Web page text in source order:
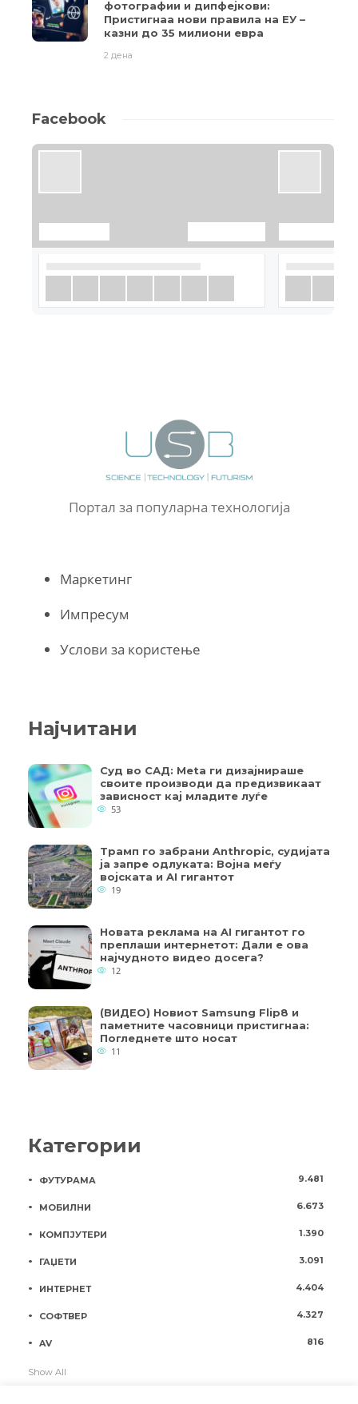
фотографии и дипфејкови:
Пристигнаа нови правила на ЕУ –
казни до 35 милиони евра
2 дена
Facebook
Портал за популарна технологија
Маркетинг
Импресум
Услови за користење
Најчитани
Суд во САД: Meta ги дизајнираше
своите производи да предизвикаат
зависност кај младите луѓе
53
Трамп го забрани Anthropic, судијата
ја запре одлуката: Војна меѓу
војската и AI гигантот
19
Новата реклама на AI гигантот го
преплаши интернетот: Дали е ова
најчудното видео досега?
12
(ВИДЕО) Новиот Samsung Flip8 и
паметните часовници пристигнаа:
Погледнете што носат
11
Категории
ФУТУРАМА 9.481
МОБИЛНИ 6.673
КОМПЈУТЕРИ 1.390
ГАЏЕТИ 3.091
ИНТЕРНЕТ 4.404
СОФТВЕР 4.327
AV 816
Show All